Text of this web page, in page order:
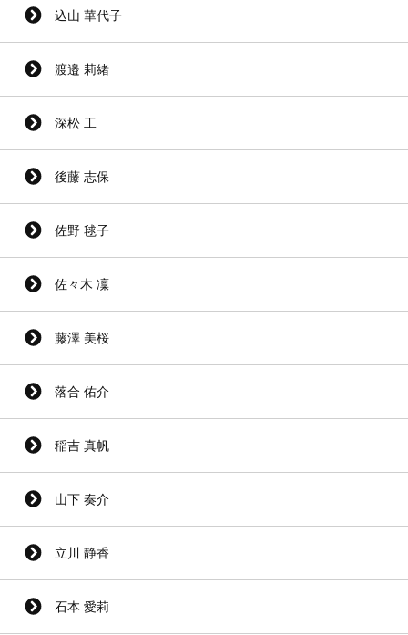
込山 華代子
渡邉 莉緒
深松 工
後藤 志保
佐野 毬子
佐々木 凜
藤澤 美桜
落合 佑介
稲吉 真帆
山下 奏介
立川 静香
石本 愛莉